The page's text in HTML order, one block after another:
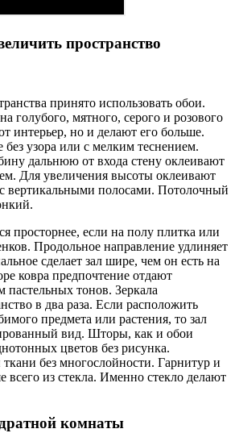
пространство
принято использовать обои.
голубого, мятного, серого и розового
интерьер, но и делают его больше.
узора или с мелким теснением.
дальнюю от входа стену оклеивают
Для увеличения высоты оклеивают
вертикальными полосами. Потолочный
просторнее, если на полу плитка или
Продольное направление удлиняет
сделает зал шире, чем он есть на
ковра предпочтение отдают
тонов. Зеркала
в два раза. Если расположить
предмета или растения, то зал
вид. Шторы, как и обои
цветов без рисунка.
без многослойности. Гарнитур и
всего из стекла. Именно стекло делают
комнаты